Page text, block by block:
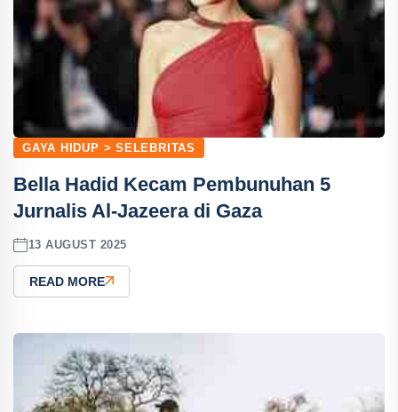
GAYA HIDUP > SELEBRITAS
Bella Hadid Kecam Pembunuhan 5
Jurnalis Al-Jazeera di Gaza
13 AUGUST 2025
READ MORE